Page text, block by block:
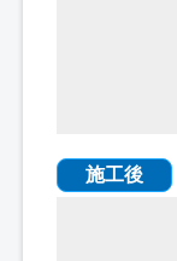
施工後